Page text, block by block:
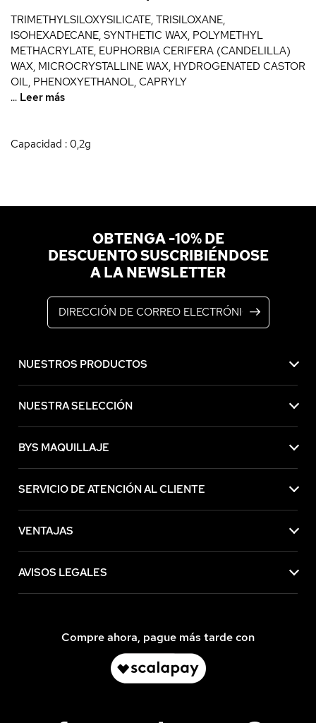
TRIMETHYLSILOXYSILICATE, TRISILOXANE,
ISOHEXADECANE, SYNTHETIC WAX, POLYMETHYL
METHACRYLATE, EUPHORBIA CERIFERA (CANDELILLA)
WAX, MICROCRYSTALLINE WAX, HYDROGENATED CASTOR
OIL, PHENOXYETHANOL, CAPRYLY
... Leer más
Capacidad : 0,2g
OBTENGA -10% DE
DESCUENTO SUSCRIBIÉNDOSE
A LA NEWSLETTER
NUESTROS PRODUCTOS
NUESTRA SELECCIÓN
BYS MAQUILLAJE
SERVICIO DE ATENCIÓN AL CLIENTE
VENTAJAS
AVISOS LEGALES
Compre ahora, pague más tarde con